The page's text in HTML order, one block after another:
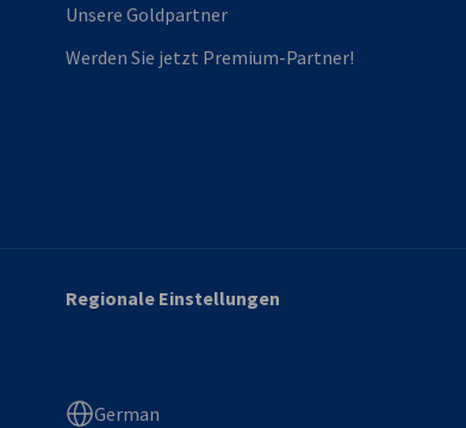
Unsere Goldpartner
Werden Sie jetzt Premium-Partner!
Regionale Einstellungen
German